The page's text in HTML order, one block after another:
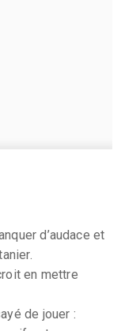
d’audace et
en mettre
de jouer :